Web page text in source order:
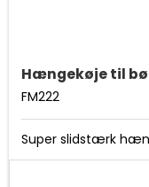
Hængekøje til
FM222
Super slidstærk